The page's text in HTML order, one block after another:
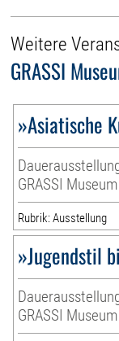
Weitere
GRASSI
»Asiatische
GRASSI
Rubrik: Ausstellung
»Jugendstil
GRASSI